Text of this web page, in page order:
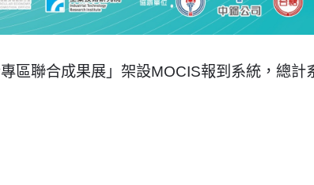
區聯合成果展」架設MOCIS報到系統，總計